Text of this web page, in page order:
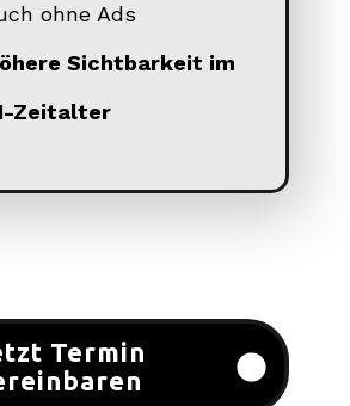
ohne Ads
Sichtbarkeit im
Zeitalter
Termin